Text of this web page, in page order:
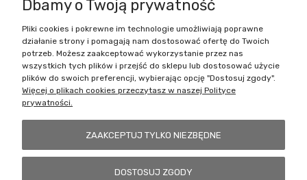
Battlecult | ul. Benedykta Dybowskiego 45/7, 41-208 Sosnowiec, woj.
śląskie | Email:kontakt@battlecult.plTel.: 669966242 | NIP:
6443563610 REGON: 520502331
POKAŻ PEŁNĄ WERSJĘ STRONY
Dbamy o Twoją prywatność
Pliki cookies i pokrewne im technologie umożliwiają poprawne
działanie strony i pomagają nam dostosować ofertę do Twoich
potrzeb. Możesz zaakceptować wykorzystanie przez nas
wszystkich tych plików i przejść do sklepu lub dostosować użycie
plików do swoich preferencji, wybierając opcję "Dostosuj zgody".
Więcej o plikach cookies przeczytasz w naszej Polityce
prywatności.
ZAAKCEPTUJ TYLKO NIEZBĘDNE
DOSTOSUJ ZGODY